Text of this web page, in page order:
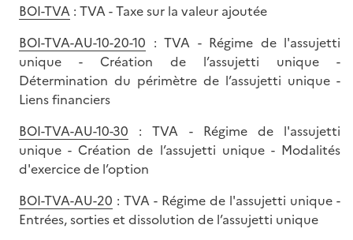
BOI-TVA : TVA - Taxe sur la valeur ajoutée
BOI-TVA-AU-10-20-10 : TVA - Régime de l'assujetti
unique - Création de l’assujetti unique -
Détermination du périmètre de l’assujetti unique -
Liens financiers
BOI-TVA-AU-10-30 : TVA - Régime de l'assujetti
unique - Création de l’assujetti unique - Modalités
d'exercice de l’option
BOI-TVA-AU-20 : TVA - Régime de l'assujetti unique -
Entrées, sorties et dissolution de l’assujetti unique